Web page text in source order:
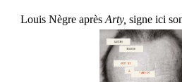
Louis Nègre après Arty, signe ici